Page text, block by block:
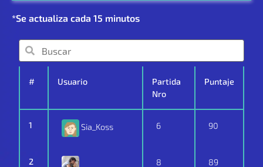
*Se actualiza cada 15 minutos
# Usuario
Partida
Nro
Puntaje
1 Sia_Koss 6 90
2 8 89